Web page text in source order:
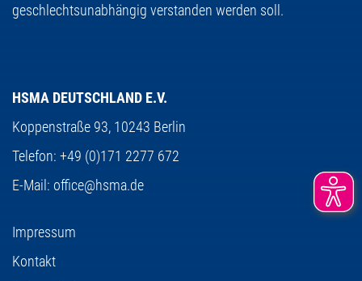
geschlechtsunabhängig verstanden werden soll.
HSMA DEUTSCHLAND E.V.
Koppenstraße 93, 10243 Berlin
Telefon: +49 (0)171 2277 672
E-Mail: office@hsma.de
Impressum
Kontakt